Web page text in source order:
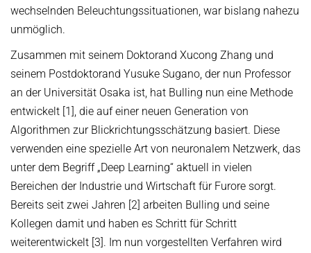
wechselnden Beleuchtungssituationen, war bislang nahezu
unmöglich.
Zusammen mit seinem Doktorand Xucong Zhang und
seinem Postdoktorand Yusuke Sugano, der nun Professor
an der Universität Osaka ist, hat Bulling nun eine Methode
entwickelt [1], die auf einer neuen Generation von
Algorithmen zur Blickrichtungsschätzung basiert. Diese
verwenden eine spezielle Art von neuronalem Netzwerk, das
unter dem Begriff „Deep Learning“ aktuell in vielen
Bereichen der Industrie und Wirtschaft für Furore sorgt.
Bereits seit zwei Jahren [2] arbeiten Bulling und seine
Kollegen damit und haben es Schritt für Schritt
weiterentwickelt [3]. Im nun vorgestellten Verfahren wird